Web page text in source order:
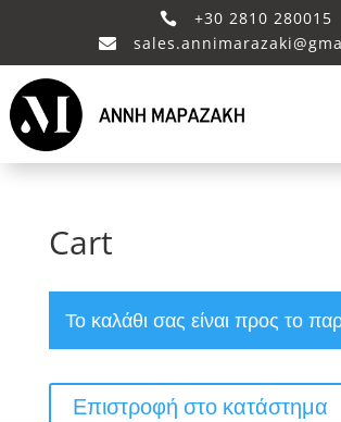
 +30 2810 280015

Cart
Το καλάθι σας είναι προς το
Επιστροφή στο κατάστημα